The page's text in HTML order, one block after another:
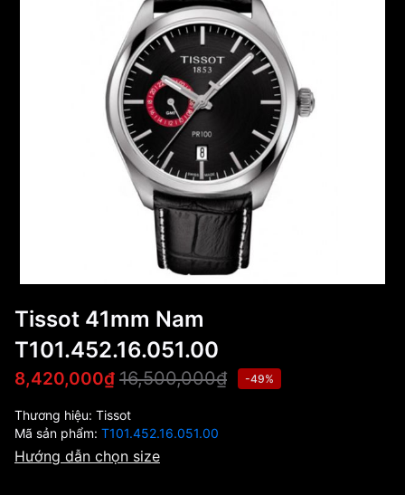
Tissot 41mm Nam
T101.452.16.051.00
8,420,000₫ 16,500,000₫ -49%
Thương hiệu: Tissot
Mã sản phẩm: T101.452.16.051.00
Hướng dẫn chọn size